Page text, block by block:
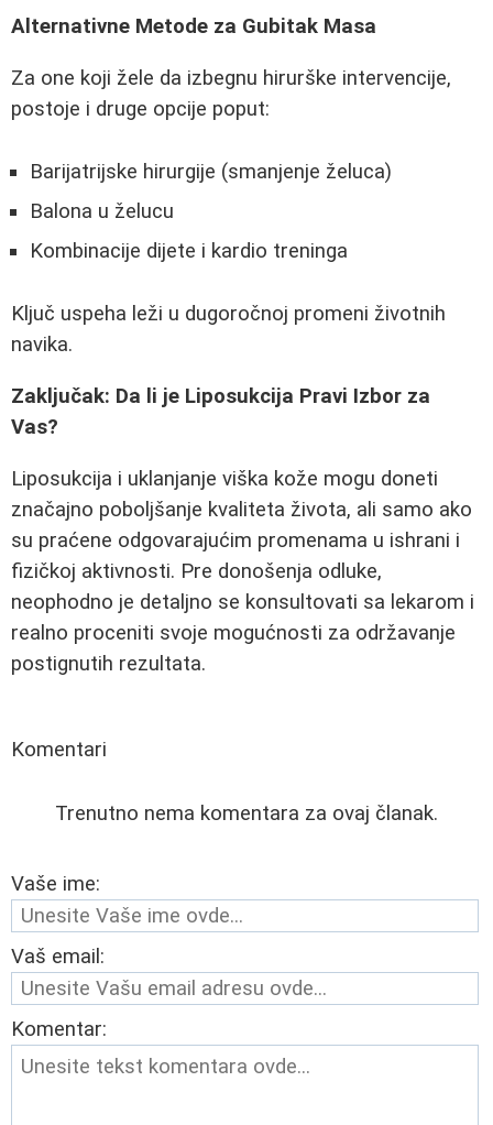
Alternativne Metode za Gubitak Masa
Za one koji žele da izbegnu hirurške intervencije,
postoje i druge opcije poput:
Barijatrijske hirurgije (smanjenje želuca)
Balona u želucu
Kombinacije dijete i kardio treninga
Ključ uspeha leži u dugoročnoj promeni životnih
navika.
Zaključak: Da li je Liposukcija Pravi Izbor za
Vas?
Liposukcija i uklanjanje viška kože mogu doneti
značajno poboljšanje kvaliteta života, ali samo ako
su praćene odgovarajućim promenama u ishrani i
fizičkoj aktivnosti. Pre donošenja odluke,
neophodno je detaljno se konsultovati sa lekarom i
realno proceniti svoje mogućnosti za održavanje
postignutih rezultata.
Komentari
Trenutno nema komentara za ovaj članak.
Vaše ime:
Vaš email:
Komentar: